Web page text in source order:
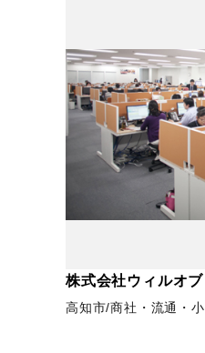
株式会社ウィルオ
高知市 商社・流通・